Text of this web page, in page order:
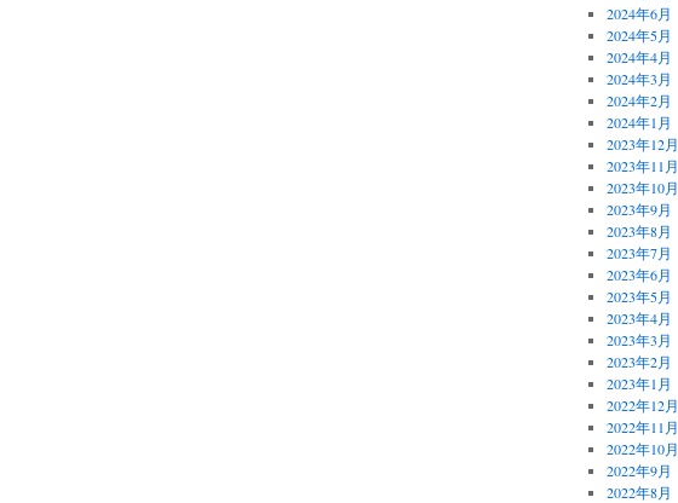
2024年6月
2024年5月
2024年4月
2024年3月
2024年2月
2024年1月
2023年12月
2023年11月
2023年10月
2023年9月
2023年8月
2023年7月
2023年6月
2023年5月
2023年4月
2023年3月
2023年2月
2023年1月
2022年12月
2022年11月
2022年10月
2022年9月
2022年8月